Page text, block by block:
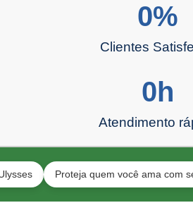
Clientes
0%
Atendimento
0h
Proteja quem você ama com